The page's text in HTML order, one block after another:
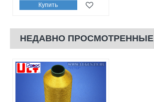
Купить
НЕДАВНО ПРОСМОТРЕННЫЕ